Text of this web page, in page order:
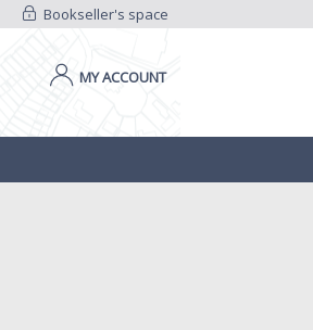
Bookseller's space
MY ACCOUNT